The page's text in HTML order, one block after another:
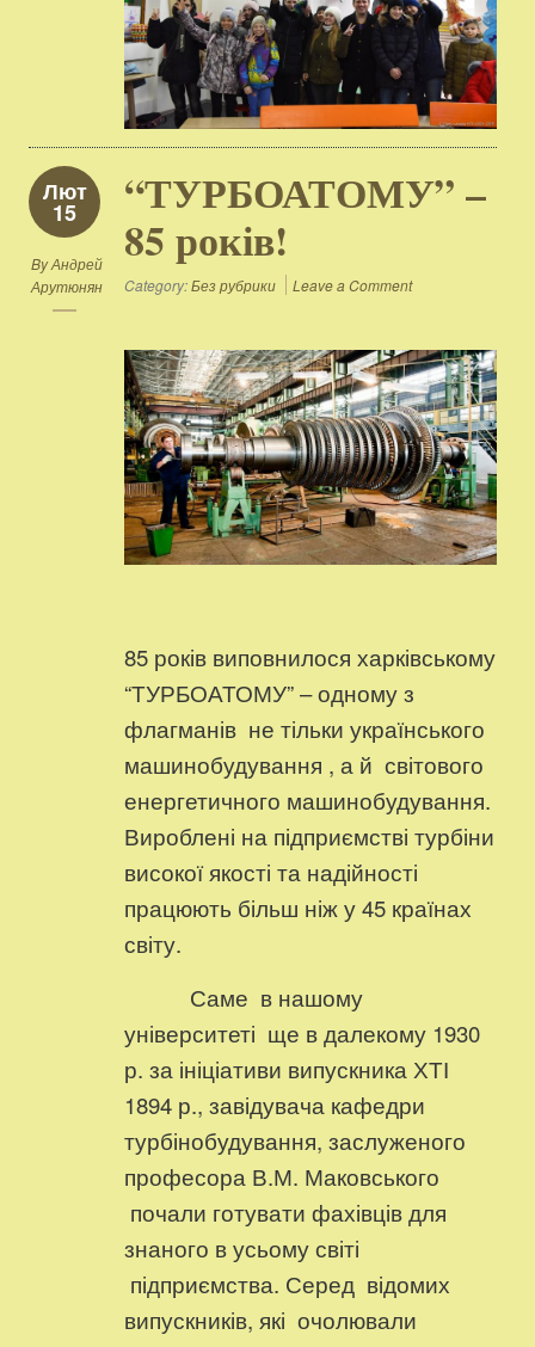
Лют
15
ByАндрей
Арутюнян
“ТУРБОАТОМУ” –
85 років!
Category:Без рубрики Leave a Comment
85 років виповнилося харківському
“ТУРБОАТОМУ” – одному з
флагманів не тільки українського
машинобудування , а й світового
енергетичного машинобудування.
Вироблені на підприємстві турбіни
високої якості та надійності
працюють більш ніж у 45 країнах
світу.
Саме в нашому
університеті ще в далекому 1930
р. за ініціативи випускника ХТІ
1894 р., завідувача кафедри
турбінобудування, заслуженого
професора В.М. Маковського
почали готувати фахівців для
знаного в усьому світі
підприємства. Серед відомих
випускників, які очолювали